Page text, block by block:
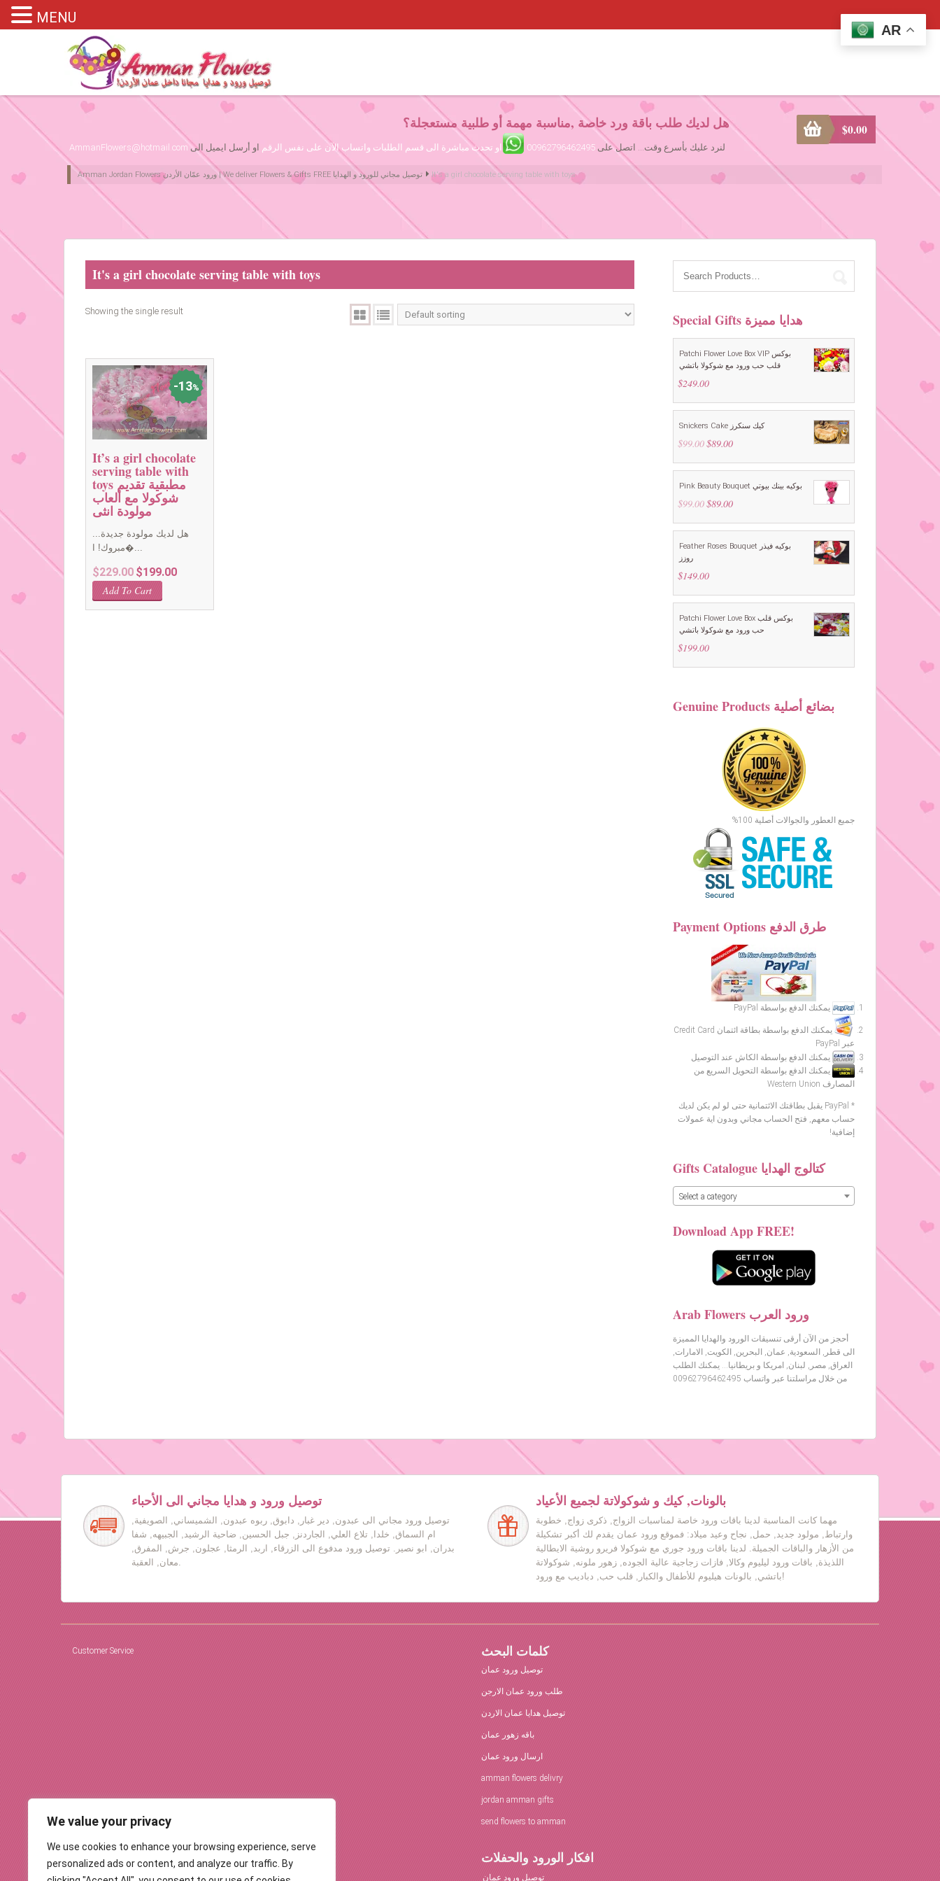
We value your privacy
We use cookies to enhance your browsing experience, serve
personalized ads or content, and analyze our traffic. By
Please assign primary menu in wp-admin->Appearance->Menus
هل لديك طلب باقة ورد خاصة ,مناسبة مهمة أو طلبية مستعجلة؟
لنرد عليك بأسرع وقت... اتصل على 00962796462495 او تحدث مباشرة الى قسم الطلبات واتساب الآن على نفس الرقم او أرسل ايميل الى AmmanFlowers@hotmail.com
Amman Jordan Flowers ورود عمّان الأردن | We deliver Flowers & Gifts FREE توصيل مجاني للورود و الهدايا It's a girl chocolate serving table with toys
$0.00
It's a girl chocolate serving table with toys
Showing the single result
13%
It’s a girl chocolate
serving table with
toys مطبقية تقديم
شوكولا مع ألعاب
مولودة انثى
هل لديك مولودة جديدة...
مبروك! ا�...
$229.00 Original
price
was:
$199.00Current
Add To Cart
Special Gifts هدايا مميزة
Patchi Flower Love Box VIP بوكس
قلب حب ورود مع شوكولا باتشي
$249.00
Snickers Cake كيك سنكرز
$99.00 Original
was:
$89.00Current
is:
Pink Beauty Bouquet بوكيه بينك بيوتي
$99.00 Original
was:
$89.00Current
is:
Feather Roses Bouquet بوكيه فيذر
روزز
$149.00
Patchi Flower Love Box بوكس قلب
حب ورود مع شوكولا باتشي
$199.00
Genuine Products بضائع أصلية
جميع العطور والجوالات أصلية 100%
Payment Options طرق الدفع
يمكنك الدفع بواسطة PayPal
يمكنك الدفع بواسطة بطاقة ائتمان Credit Card
عبر PayPal
يمكنك الدفع بواسطة الكاش عند التوصيل
يمكنك الدفع بواسطة التحويل السريع من
المصارف Western Union
* PayPal يقبل بطاقتك الائتمانية حتى لو لم يكن لديك
حساب معهم, فتح الحساب مجاني وبدون اية عمولات
إضافية!
Gifts Catalogue كتالوج الهدايا
Select a category
Download App FREE!
Arab Flowers ورود العرب
أحجز من الآن أرقى تنسيقات الورود والهدايا المميزة
الى قطر, السعودية, عمان, البحرين, الكويت, الامارات,
العراق, مصر, لبنان, امريكا و بريطانيا… يمكنك الطلب
من خلال مراسلتنا عبر واتساب 00962796462495
توصيل ورود و هدايا مجاني الى الأحباء
توصيل ورود مجاني الى عبدون, دير غبار, دابوق, ربوه عبدون, الشميساني, الصويفية,
ام السماق, خلدا, تلاع العلي, الجاردنز, جبل الحسين, ضاحية الرشيد, الجبيهه, شفا
بدران, ابو نصير. توصيل ورود مدفوع الى الزرقاء, اربد, الرمثا, عجلون, جرش, المفرق,
معان, العقبة.
بالونات, كيك و شوكولاتة لجميع الأعياد
مهما كانت المناسبة لدينا باقات ورود خاصة لمناسبات الزواج, ذكرى زواج, خطوبة
وارتباط, مولود جديد, حمل, نجاح وعيد ميلاد: فموقع ورود عمان يقدم لك أكبر تشكيلة
من الأزهار والباقات الجميلة. لدينا باقات ورود جوري مع شوكولا فريرو روشية الايطالية
اللذيذة, باقات ورود ليليوم وكالا, فازات زجاجية عالية الجوده, زهور ملونه, شوكولاتة
باتشي, بالونات هيليوم للأطفال والكبار, قلب حب, دباديب مع ورود!
Customer Service كلمات البحث
توصيل ورود عمان
طلب ورود عمان الارجن
توصيل هدايا عمان الاردن
باقه زهور عمان
ارسال ورود عمان
amman flowers delivry
jordan amman gifts
send flowers to amman
افكار الورود والحفلات
توصيل ورود عمان
AR
MENU